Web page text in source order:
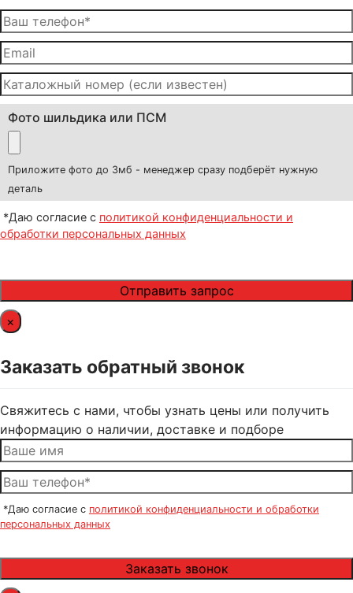
Фото шильдика или ПСМ
Приложите фото до 3мб - менеджер сразу подберёт нужную
деталь
*Даю согласие с политикой конфиденциальности и
обработки персональных данных
×
Заказать обратный звонок
Свяжитесь с нами, чтобы узнать цены или получить
информацию о наличии, доставке и подборе
*Даю согласие с политикой конфиденциальности и обработки
персональных данных